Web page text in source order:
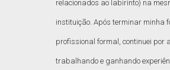
relacionados ao labirinto) na
instituição. Após terminar minha
profissional formal, continuei por
trabalhando e ganhando